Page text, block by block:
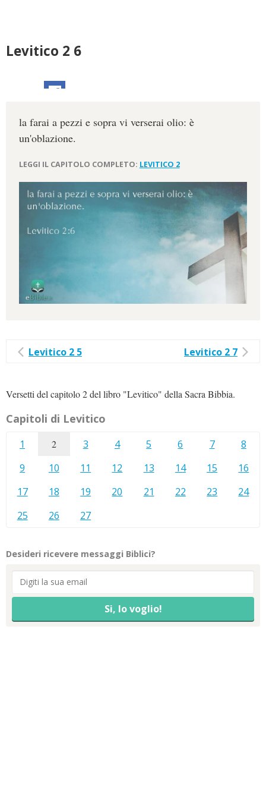
Levitico 2 6
la farai a pezzi e sopra vi verserai olio: è
un'oblazione.
LEGGI IL CAPITOLO COMPLETO: LEVITICO 2
Levitico 2 5 Levitico 2 7
Versetti del capitolo 2 del libro "Levitico" della Sacra Bibbia.
Capitoli di Levitico
1 2 3 4 5 6 7
8
9
10 11 12 13 14 15
16
17
18 19 20 21 22 23
24
25
26 27
Desideri ricevere messaggi Biblici?